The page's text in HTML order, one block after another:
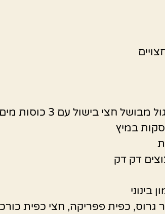
דק דק
כפית פפריקה, חצי כפית